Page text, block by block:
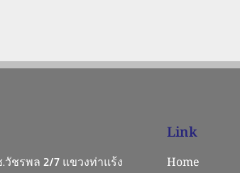
.วัชรพล 2/7 แขวงท่าแร้ง
Link
Home